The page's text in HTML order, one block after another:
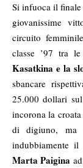
Si infuoca il
giovanissime
circuito
classe ’97 tra
Kasatkina e la
sbancare
25.000 dollari
incorona la
di digiuno, ma
indubbiamente
Marta Paigina